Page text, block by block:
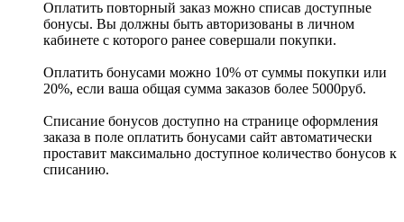
Оплатить повторный заказ можно списав доступные
бонусы. Вы должны быть авторизованы в личном
кабинете с которого ранее совершали покупки.
Оплатить бонусами можно 10% от суммы покупки или
20%, если ваша общая сумма заказов более 5000руб.
Списание бонусов доступно на странице оформления
заказа в поле оплатить бонусами сайт автоматически
проставит максимально доступное количество бонусов к
списанию.